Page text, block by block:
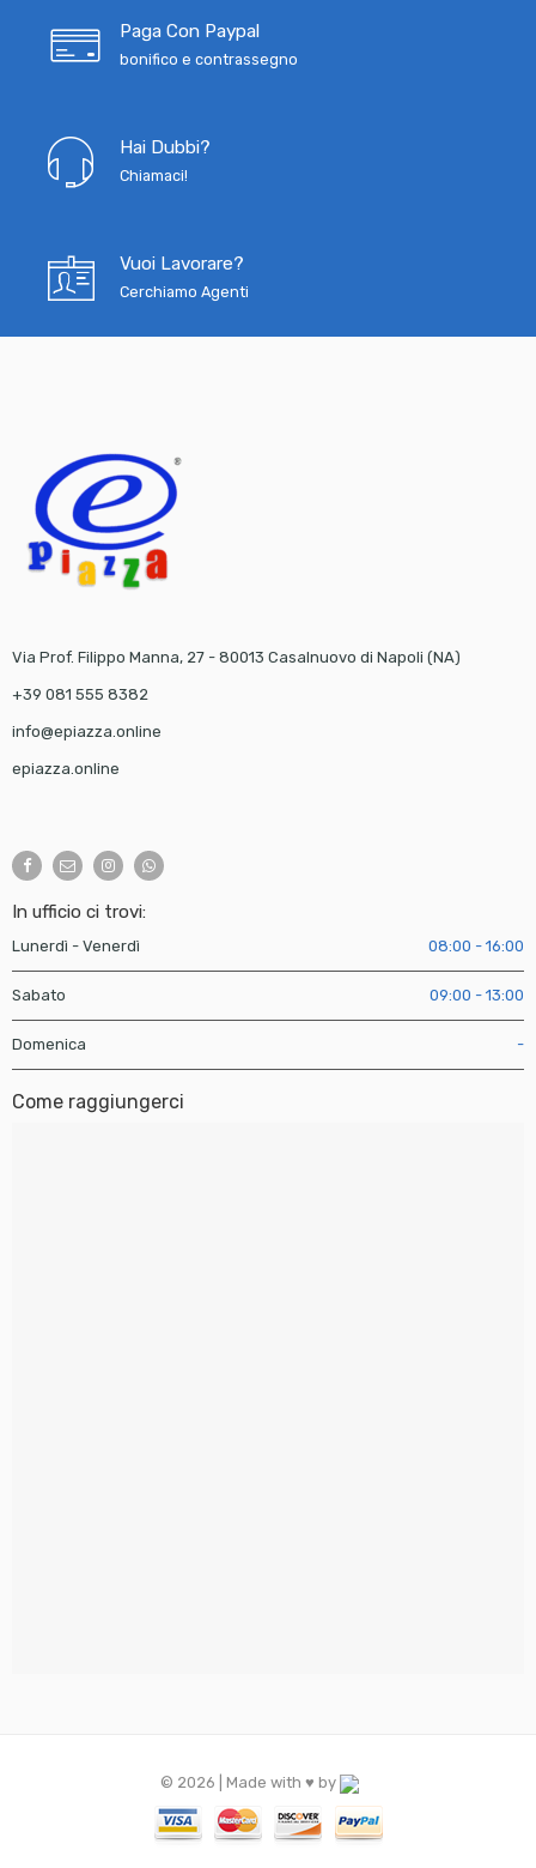
Paga Con Paypal
bonifico e contrassegno
Hai Dubbi?
Chiamaci!
Vuoi Lavorare?
Cerchiamo Agenti
Via Prof. Filippo Manna, 27 - 80013 Casalnuovo di Napoli (NA)
+39 081 555 8382
info@epiazza.online
epiazza.online
In ufficio ci trovi:
Lunerdì - Venerdì 08:00 - 16:00
Sabato 09:00 - 13:00
Domenica -
Come raggiungerci
© 2026 | Made with ♥️ by